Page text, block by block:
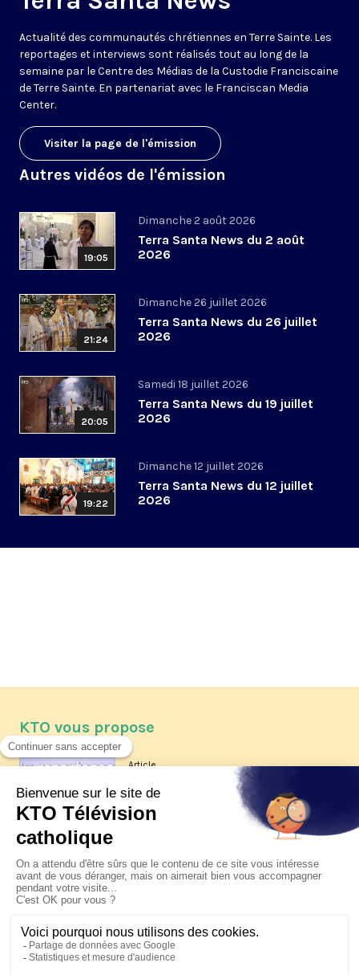
Actualité des communautés chrétiennes en Terre Sainte. Les
reportages et interviews sont réalisés tout au long de la
semaine par le Centre des Médias de la Custodie Franciscaine
de Terre Sainte. En partenariat avec le Franciscan Media
Center.
Visiter la page de l'émission
Autres vidéos de l'émission
19:05
Dimanche 2 août 2026
Terra Santa News du 2 août
2026
21:24
Dimanche 26 juillet 2026
Terra Santa News du 26 juillet
2026
20:05
Samedi 18 juillet 2026
Terra Santa News du 19 juillet
2026
19:22
Dimanche 12 juillet 2026
Terra Santa News du 12 juillet
2026
KTO vous propose
Article
Les reportages d'été 2026 de KTO
La visite pastorale du pape Léon
XIV à Assise à suivre sur KTO le
jeudi 6 août
Le pape en Uruguay, Argentine et
Pérou du 6 au 17 novembre 2026